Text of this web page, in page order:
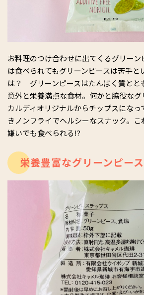
お料理のつけ合わせに出てくるグリーン
は食べられてもグリーンピースは苦手と
は？ グリーンピースはたんぱく質とと
意外と栄養満点な食材。何かと脇役なグ
カルディオリジナルからチップスにな
きノンフライでヘルシーなスナック。こ
嫌いでも食べられる⁉︎
栄養豊富なグリーンピース